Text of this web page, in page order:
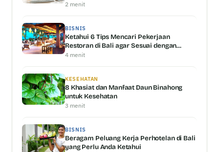
2 menit
BISNIS
Ketahui 6 Tips Mencari Pekerjaan
Restoran di Bali agar Sesuai dengan
Kemampuan Anda
4 menit
KESEHATAN
8 Khasiat dan Manfaat Daun Binahong
untuk Kesehatan
3 menit
BISNIS
Beragam Peluang Kerja Perhotelan di Bali
yang Perlu Anda Ketahui